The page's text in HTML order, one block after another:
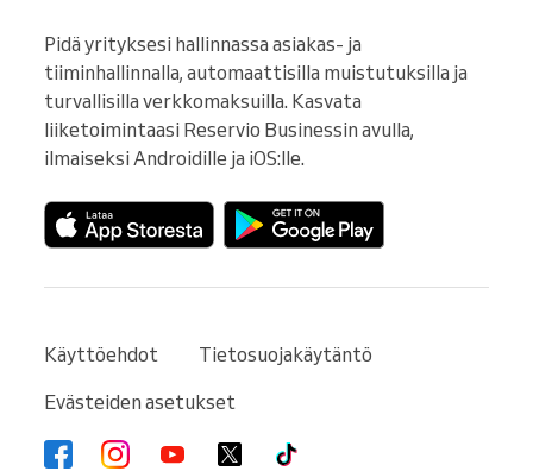
Pidä yrityksesi hallinnassa asiakas- ja
tiiminhallinnalla, automaattisilla muistutuksilla ja
turvallisilla verkkomaksuilla. Kasvata
liiketoimintaasi Reservio Businessin avulla,
ilmaiseksi Androidille ja iOS:lle.
Käyttöehdot
Tietosuojakäytäntö
Evästeiden asetukset